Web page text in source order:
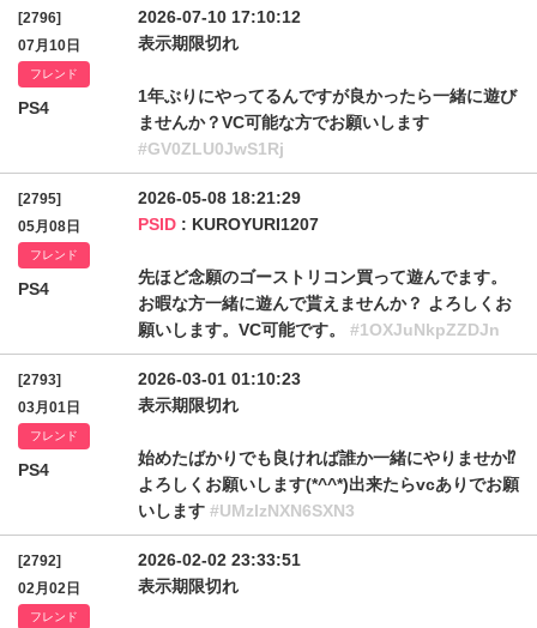
[2796]
07月10日
フレンド
PS4
2026-07-10 17:10:12
表示期限切れ
1年ぶりにやってるんですが良かったら一緒に遊び
ませんか？VC可能な方でお願いします
#GV0ZLU0JwS1Rj
[2795]
05月08日
フレンド
PS4
2026-05-08 18:21:29
PSID : KUROYURI1207
先ほど念願のゴーストリコン買って遊んでます。
お暇な方一緒に遊んで貰えませんか？ よろしくお
願いします。VC可能です。 #1OXJuNkpZZDJn
[2793]
03月01日
フレンド
PS4
2026-03-01 01:10:23
表示期限切れ
始めたばかりでも良ければ誰か一緒にやりませか⁉️
よろしくお願いします(*^^*)出来たらvcありでお願
いします #UMzlzNXN6SXN3
[2792]
02月02日
フレンド
2026-02-02 23:33:51
表示期限切れ